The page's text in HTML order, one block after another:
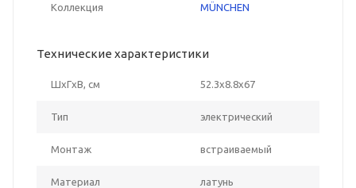
Коллекция MÜNCHEN
Технические характеристики
ШxГxВ, см 52.3x8.8x67
Тип электрический
Монтаж встраиваемый
Материал латунь